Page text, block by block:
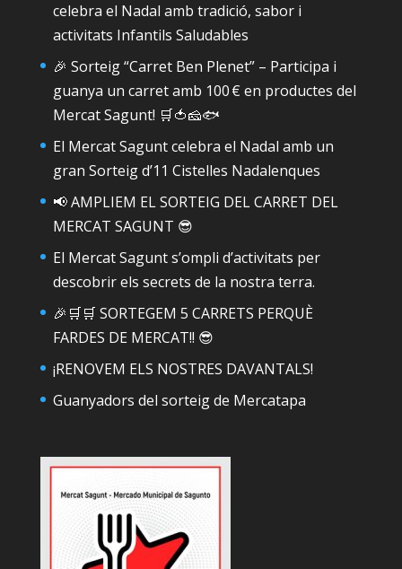
celebra el Nadal amb tradició, sabor i
activitats Infantils Saludables
🎉 Sorteig “Carret Ben Plenet” – Participa i
guanya un carret amb 100 € en productes del
Mercat Sagunt! 🛒🍅🧀🐟
El Mercat Sagunt celebra el Nadal amb un
gran Sorteig d’11 Cistelles Nadalenques
📢 AMPLIEM EL SORTEIG DEL CARRET DEL
MERCAT SAGUNT 😎
El Mercat Sagunt s’ompli d’activitats per
descobrir els secrets de la nostra terra.
🎉🛒🛒 SORTEGEM 5 CARRETS PERQUÈ
FARDES DE MERCAT!! 😎
¡RENOVEM ELS NOSTRES DAVANTALS!
Guanyadors del sorteig de Mercatapa